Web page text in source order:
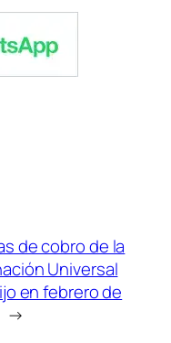
de cobro de la
Universal
en febrero de
→